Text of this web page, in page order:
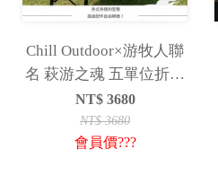
Chill Outdoor×游牧人聯
名 萩游之魂 五單位折疊
桌
NT$ 3680
NT$3680
會員價???